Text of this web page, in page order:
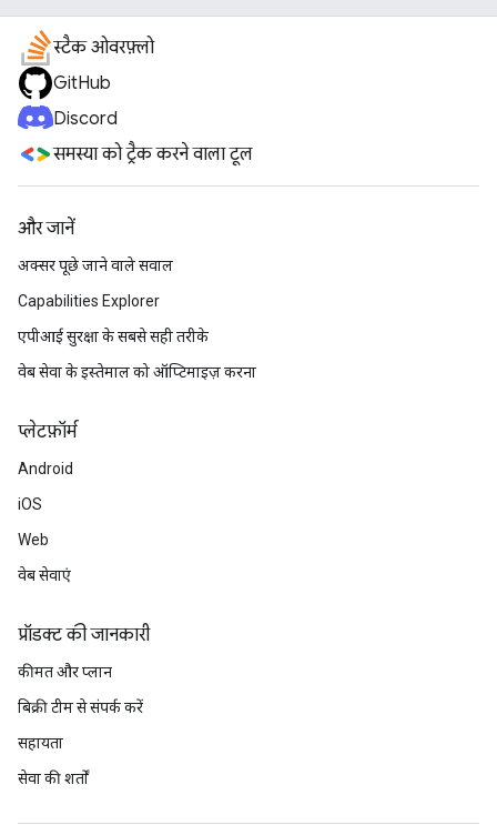
स्टैक ओवरफ़्लो
GitHub
Discord
समस्या को ट्रैक करने वाला टूल
और जानें
अक्सर पूछे जाने वाले सवाल
Capabilities Explorer
एपीआई सुरक्षा के सबसे सही तरीके
वेब सेवा के इस्तेमाल को ऑप्टिमाइज़ करना
प्‍लेटफ़ॉर्म
Android
iOS
Web
वेब सेवाएं
प्रॉडक्ट की जानकारी
कीमत और प्लान
बिक्री टीम से संपर्क करें
सहायता
सेवा की शर्तों